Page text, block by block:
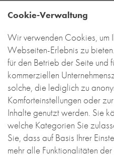
Cookie-Verwaltung
Wir verwenden Cookies, um
Webseiten-Erlebnis zu
für den Betrieb der Seite und
kommerziellen
solche, die lediglich zu
Komforteinstellungen oder
Inhalte genutzt werden. Sie
welche Kategorien Sie
Sie, dass auf Basis Ihrer
mehr alle Funktionalitäten